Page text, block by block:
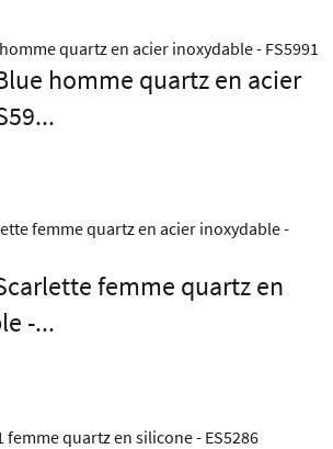
homme quartz en acier
femme quartz en
-...